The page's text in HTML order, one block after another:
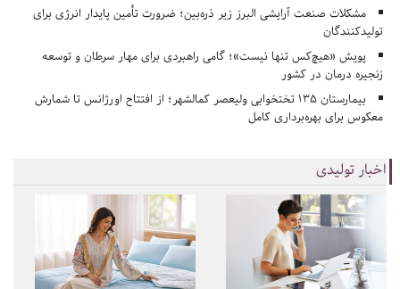
مشکلات صنعت آرایشی البرز زیر ذره‌بین؛ ضرورت تأمین پایدار انرژی برای
تولیدکنندگان
پویش «هیچ‌کس تنها نیست»؛ گامی راهبردی برای مهار سرطان و توسعه
زنجیره درمان در کشور
بیمارستان ۱۳۵ تختخوابی ولیعصر کمالشهر؛ از افتتاح اورژانس تا شمارش
معکوس برای بهره‌برداری کامل
اخبار تولیدی